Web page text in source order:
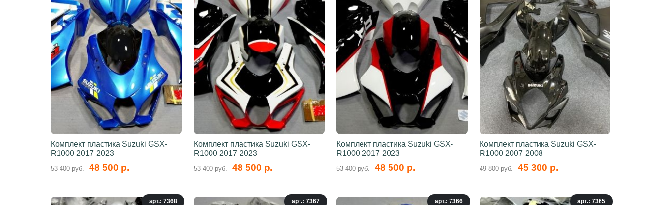
Комплект пластика Suzuki GSX-
R1000 2017-2023
53 400 руб. 48 500 р.
Комплект пластика Suzuki GSX-
R1000 2017-2023
53 400 руб. 48 500 р.
Комплект пластика Suzuki GSX-
R1000 2017-2023
53 400 руб. 48 500 р.
Комплект пластика Suzuki GSX-
R1000 2007-2008
49 800 руб. 45 300 р.
арт.: 7368 арт.: 7367 арт.: 7366 арт.: 7365